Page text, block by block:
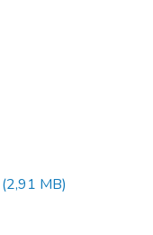
(2,91 MB)